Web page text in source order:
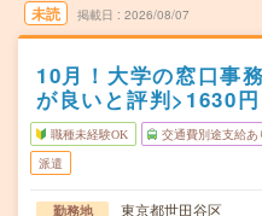
未読 掲載日 2026/08/07
10月！大学の窓口事
が良いと評判>1630円
職種未経験OK 交通費別途支給あ
派遣
勤務地
東京都世田谷区